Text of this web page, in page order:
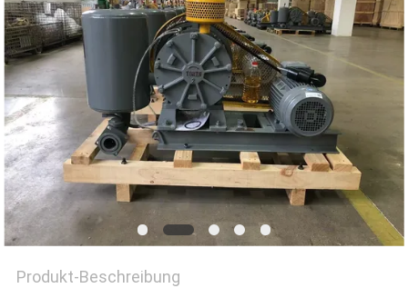
COMPANY
NEWS
SITEMAP
PRIVACY
POLICY
Produkt-Beschreibung